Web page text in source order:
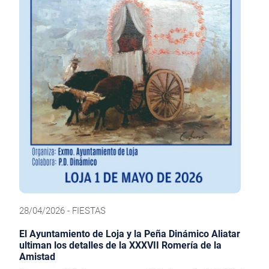
28/04/2026 - FIESTAS
El Ayuntamiento de Loja y la Peña Dinámico Aliatar
ultiman los detalles de la XXXVII Romería de la
Amistad